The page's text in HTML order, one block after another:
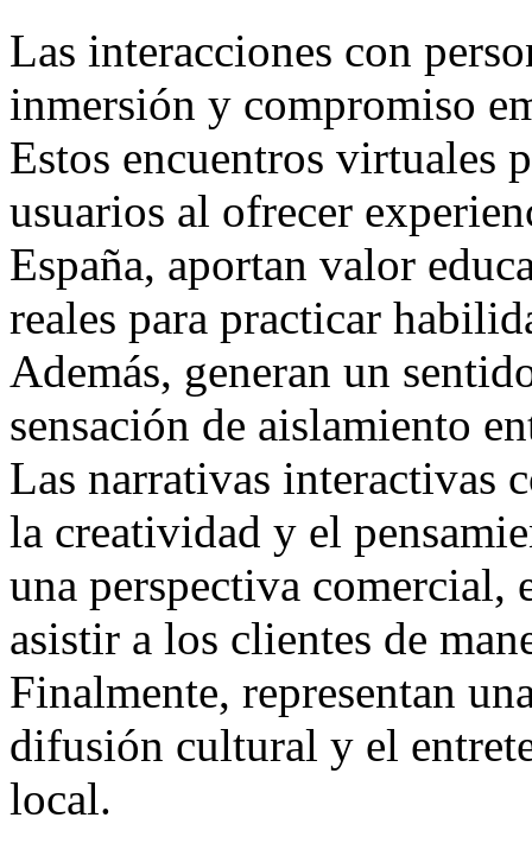
Las interacciones con
inmersión y compromiso
Estos encuentros virtuales
usuarios al ofrecer
España, aportan valor
reales para practicar
Además, generan un
sensación de aislamiento
Las narrativas interactivas
la creatividad y el
una perspectiva comercial,
asistir a los clientes de
Finalmente, representan
difusión cultural y el
local.